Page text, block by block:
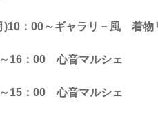
)10：00～ギャラリ－風 着物
16：00 心音マルシェ
15：00 心音マルシェ